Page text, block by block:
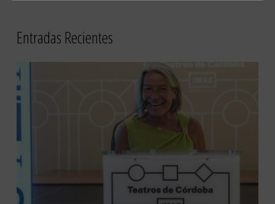
Entradas Recientes